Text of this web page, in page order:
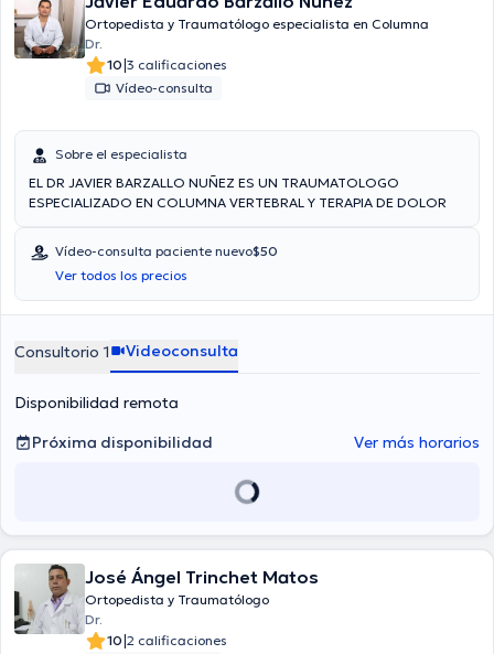
Ortopedista y Traumatólogo especialista en Columna
Dr.
10|3 calificaciones
Vídeo-consulta
Sobre el especialista
EL DR JAVIER BARZALLO NUÑEZ ES UN TRAUMATOLOGO
ESPECIALIZADO EN COLUMNA VERTEBRAL Y TERAPIA DE DOLOR
Vídeo-consulta paciente nuevo$50
Ver todos los precios
Consultorio 1 Videoconsulta
Disponibilidad remota
Próxima disponibilidad
Ver más horarios
José Ángel Trinchet Matos
Ortopedista y Traumatólogo
Dr.
10|2 calificaciones